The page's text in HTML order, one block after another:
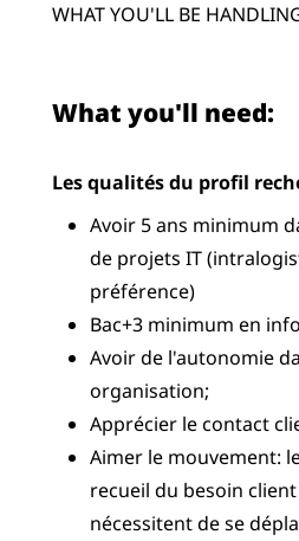
WHAT YOU'LL BE
What you'll need:
Les qualités du profil
Avoir 5 ans minimum
de projets IT
préférence)
Bac+3 minimum en
Avoir de l'autonomie
organisation;
Apprécier le contact
Aimer le mouvement:
recueil du besoin
nécessitent de se